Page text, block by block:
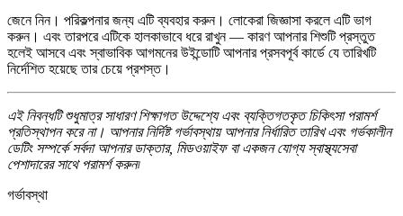
জেনে নিন। পরিকল্পনার জন্য এটি ব্যবহার করুন। লোকেরা জিজ্ঞাসা করলে এটি ভাগ
করুন। এবং তারপরে এটিকে হালকাভাবে ধরে রাখুন — কারণ আপনার শিশুটি প্রস্তুত
হলেই আসবে এবং স্বাভাবিক আগমনের উইন্ডোটি আপনার প্রসবপূর্ব কার্ডে যে তারিখটি
নির্দেশিত হয়েছে তার চেয়ে প্রশস্ত।
এই নিবন্ধটি শুধুমাত্র সাধারণ শিক্ষাগত উদ্দেশ্যে এবং ব্যক্তিগতকৃত চিকিৎসা পরামর্শ
প্রতিস্থাপন করে না। আপনার নির্দিষ্ট গর্ভাবস্থায় আপনার নির্ধারিত তারিখ এবং গর্ভকালীন
ডেটিং সম্পর্কে সর্বদা আপনার ডাক্তার, মিডওয়াইফ বা একজন যোগ্য স্বাস্থ্যসেবা
পেশাদারের সাথে পরামর্শ করুন৷
গর্ভাবস্থা